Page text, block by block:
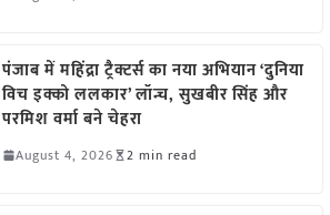
पंजाब में महिंद्रा ट्रैक्टर्स का नया अभियान ‘दुनिया
विच इक्को ललकार’ लॉन्च, सुखबीर सिंह और
परमिश वर्मा बने चेहरा
August 4, 2026 2 min read